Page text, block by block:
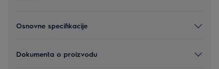
Osnovne specifikacije
Dokumenta o proizvodu